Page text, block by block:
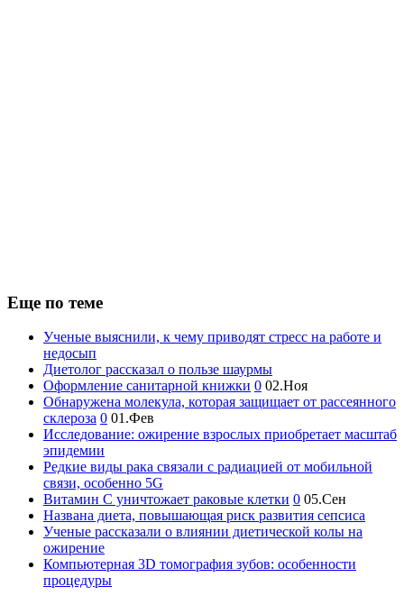
Еще по теме
Ученые выяснили, к чему приводят стресс на работе и
недосып
Диетолог рассказал о пользе шаурмы
Оформление санитарной книжки 0 02.Ноя
Обнаружена молекула, которая защищает от рассеянного
склероза 0 01.Фев
Исследование: ожирение взрослых приобретает масштаб
эпидемии
Редкие виды рака связали с радиацией от мобильной
связи, особенно 5G
Витамин С уничтожает раковые клетки 0 05.Сен
Названа диета, повышающая риск развития сепсиса
Ученые рассказали о влиянии диетической колы на
ожирение
Компьютерная 3D томография зубов: особенности
процедуры